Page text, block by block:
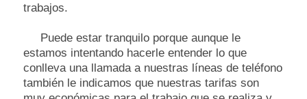
trabajos.
Puede estar tranquilo porque aunque le
estamos intentando hacerle entender lo que
conlleva una llamada a nuestras líneas de teléfono
también le indicamos que nuestras tarifas son